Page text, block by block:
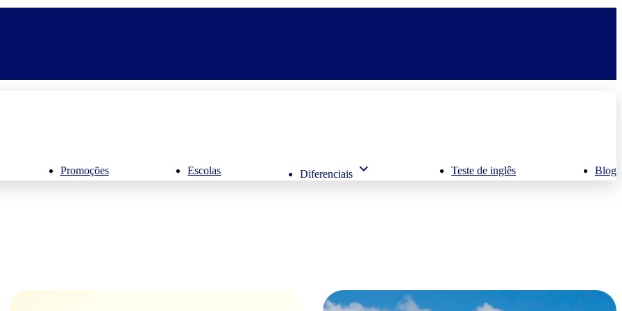
Promoções Escolas Diferenciais keyboard_arrow_down Teste de inglês Blog